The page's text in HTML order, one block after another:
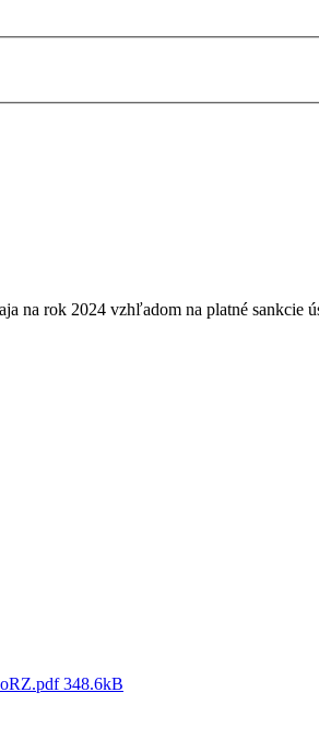
na rok 2024 vzhľadom na platné
348.6kB